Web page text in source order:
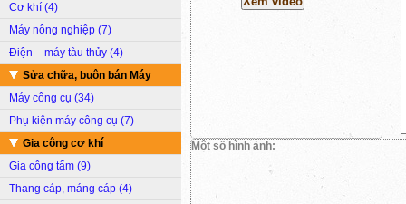
Cơ khí (4)
Máy nông nghiệp (7)
Điện – máy tàu thủy (4)
Sửa chữa, buôn bán Máy
Máy công cụ (34)
Phụ kiện máy công cụ (7)
Gia công cơ khí
Gia công tấm (9)
Thang cáp, máng cáp (4)
Một số hình ảnh: